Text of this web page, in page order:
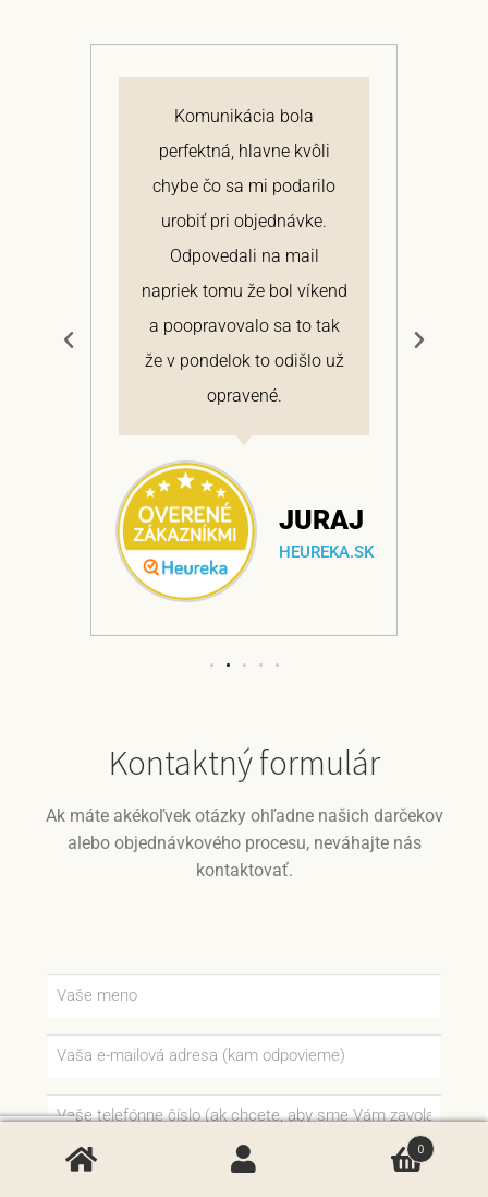
Komunikácia bola
perfektná, hlavne kvôli
chybe čo sa mi podarilo
urobiť pri objednávke.
Odpovedali na mail
napriek tomu že bol víkend
a poopravovalo sa to tak
že v pondelok to odišlo už
opravené.
JURAJ
HEUREKA.SK
Kontaktný formulár
Ak máte akékoľvek otázky ohľadne našich darčekov
alebo objednávkového procesu, neváhajte nás
kontaktovať.
0